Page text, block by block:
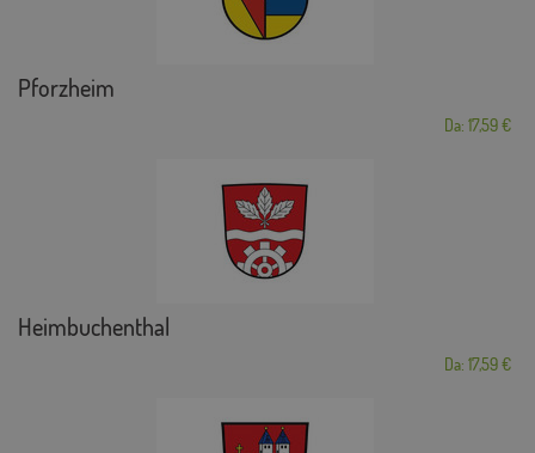
Pforzheim
Da: 17,59 €
Heimbuchenthal
Da: 17,59 €